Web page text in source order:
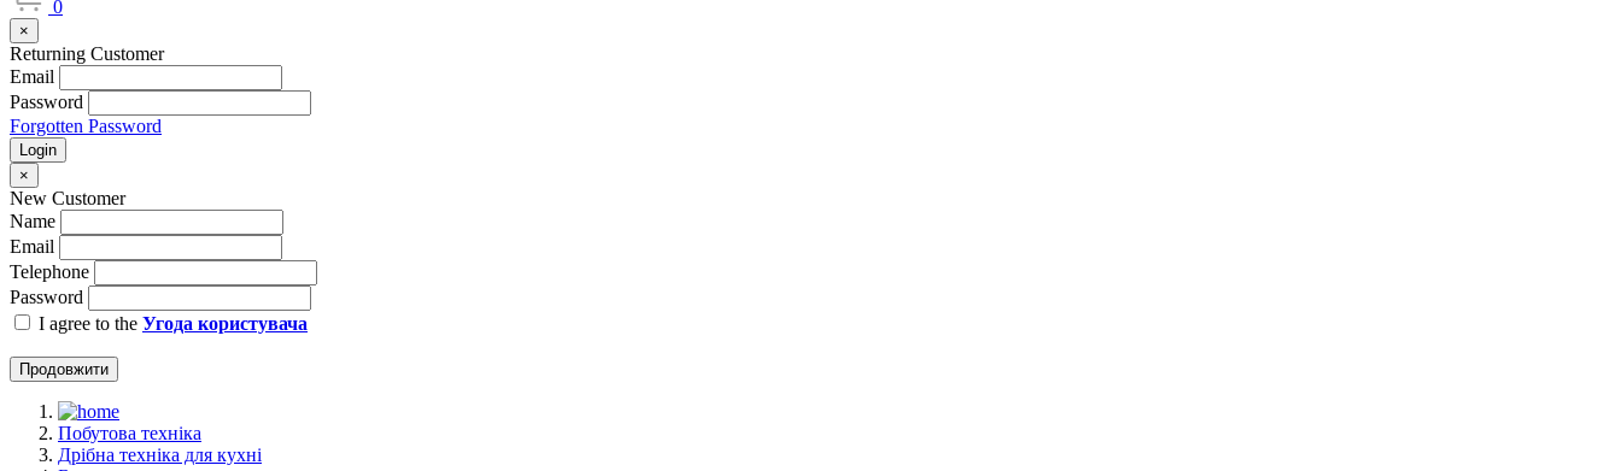
0
×
Returning Customer
Email
Password
Forgotten Password
Login
×
New Customer
Name
Email
Telephone
Password
I agree to the Угода користувача
Продовжити
Побутова техніка
Дрібна техніка для кухні